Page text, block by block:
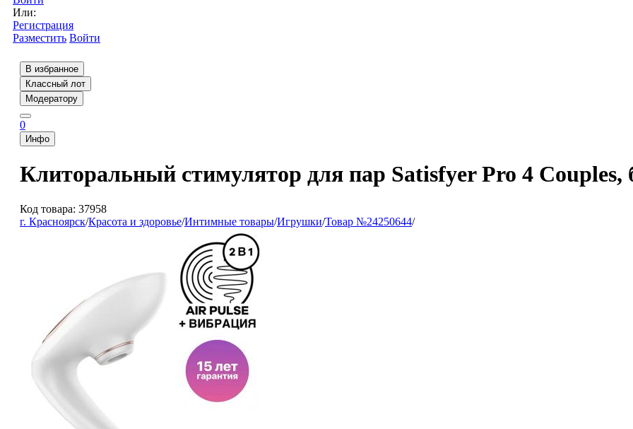
Или:
Регистрация
Разместить Войти
В избранное
Классный лот
Модератору
0
Инфо
Клиторальный стимулятор для пар Satisfyer Pro 4 Couples,
Код товара: 37958
г. Красноярск/Красота и здоровье/Интимные товары/Игрушки/Товар №24250644/